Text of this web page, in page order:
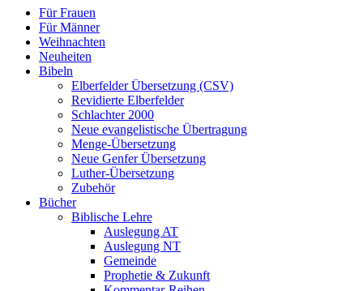
Für Frauen
Für Männer
Weihnachten
Neuheiten
Bibeln
Elberfelder Übersetzung (CSV)
Revidierte Elberfelder
Schlachter 2000
Neue evangelistische Übertragung
Menge-Übersetzung
Neue Genfer Übersetzung
Luther-Übersetzung
Zubehör
Bücher
Biblische Lehre
Auslegung AT
Auslegung NT
Gemeinde
Prophetie & Zukunft